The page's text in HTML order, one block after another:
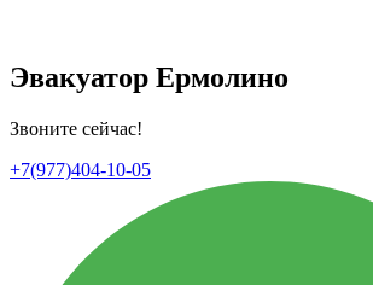
Эвакуатор Ермолино
Звоните сейчас!
+7(977)404-10-05